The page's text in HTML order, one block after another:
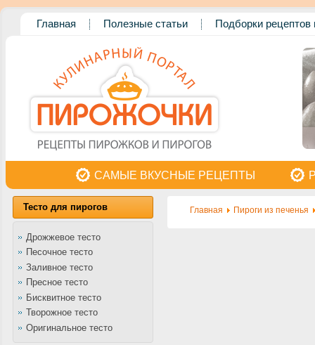
Главная Полезные статьи Подборки рецептов
САМЫЕ ВКУСНЫЕ РЕЦЕПТЫ
Тесто для пирогов
Дрожжевое тесто
Песочное тесто
Заливное тесто
Пресное тесто
Бисквитное тесто
Творожное тесто
Оригинальное тесто
Главная Пироги из печенья